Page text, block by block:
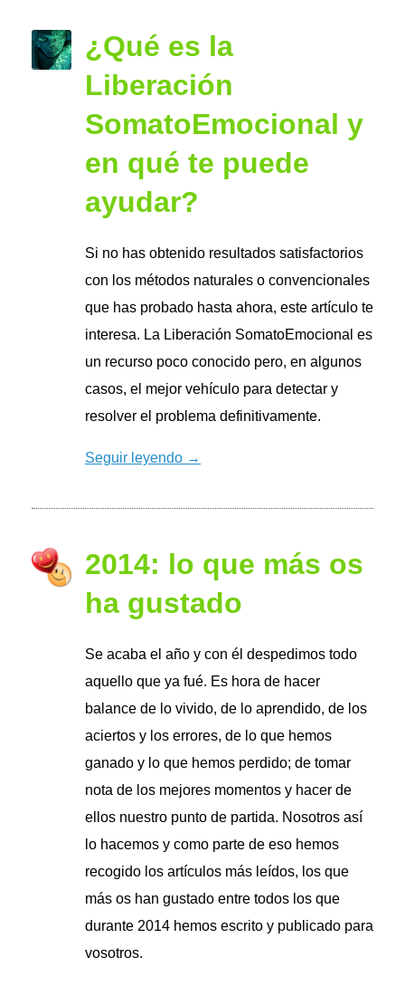
¿Qué es la
Liberación
SomatoEmocional y
en qué te puede
ayudar?
Si no has obtenido resultados satisfactorios
con los métodos naturales o convencionales
que has probado hasta ahora, este artículo te
interesa. La Liberación SomatoEmocional es
un recurso poco conocido pero, en algunos
casos, el mejor vehículo para detectar y
resolver el problema definitivamente.
Seguir leyendo →
2014: lo que más os
ha gustado
Se acaba el año y con él despedimos todo
aquello que ya fué. Es hora de hacer
balance de lo vivido, de lo aprendido, de los
aciertos y los errores, de lo que hemos
ganado y lo que hemos perdido; de tomar
nota de los mejores momentos y hacer de
ellos nuestro punto de partida. Nosotros así
lo hacemos y como parte de eso hemos
recogido los artículos más leídos, los que
más os han gustado entre todos los que
durante 2014 hemos escrito y publicado para
vosotros.